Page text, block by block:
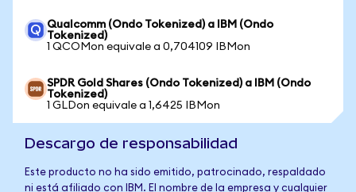
Qualcomm (Ondo Tokenized) a IBM (Ondo
Tokenized)
1 QCOMon equivale a 0,704109 IBMon
SPDR Gold Shares (Ondo Tokenized) a IBM (Ondo
Tokenized)
1 GLDon equivale a 1,6425 IBMon
Descargo de responsabilidad
Este producto no ha sido emitido, patrocinado, respaldado
ni está afiliado con IBM. El nombre de la empresa y cualquier